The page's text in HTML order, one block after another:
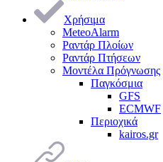
Χρήσιμα
MeteoAlarm
Ραντάρ Πλοίων
Ραντάρ Πτήσεων
Μοντέλα Πρόγνωσης
Παγκόσμια
GFS
ECMWF
Περιοχικά
kairos.gr